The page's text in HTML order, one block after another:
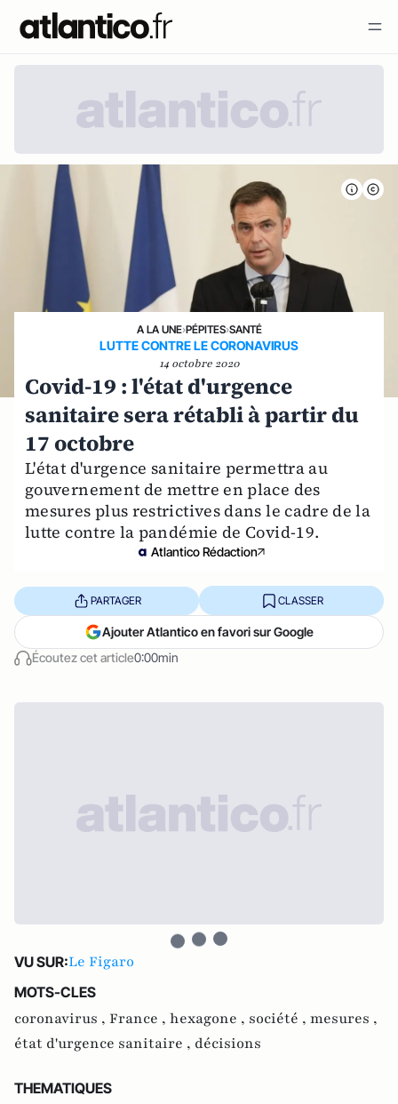
A LA UNE›PÉPITES›SANTÉ
LUTTE CONTRE LE CORONAVIRUS
14 octobre 2020
Covid-19 : l'état d'urgence
sanitaire sera rétabli à partir du
17 octobre
L'état d'urgence sanitaire permettra au
gouvernement de mettre en place des
mesures plus restrictives dans le cadre de la
lutte contre la pandémie de Covid-19.
Atlantico Rédaction
Écoutez cet article0:00min
PARTAGER CLASSER
Ajouter Atlantico en favori sur Google
VU SUR:Le Figaro
MOTS-CLES
coronavirus , France , hexagone , société , mesures ,
état d'urgence sanitaire , décisions
THEMATIQUES